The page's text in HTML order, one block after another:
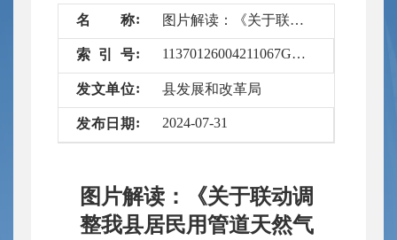
名 称 图片解读：《关于联动调整我县居民用管道天然气销售价格的通知》
索 引 号 11370126004211067G/2024-6602486
发文单位 县发展和改革局
发布 日 期 2024-07-31
图片解读：《关于联动调
整我县居民用管道天然气